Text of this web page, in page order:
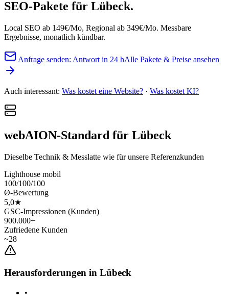
SEO-Pakete für Lübeck.
Local SEO ab 149€/Mo, Regional ab 349€/Mo. Messbare
Ergebnisse, monatlich kündbar.
Anfrage senden: Antwort in 24 hAlle Pakete & Preise ansehen
Auch interessant: Was kostet eine Website? · Was kostet KI?
webAION-Standard für Lübeck
Dieselbe Technik & Messlatte wie für unsere Referenzkunden
Lighthouse mobil
100/100/100
Ø-Bewertung
5,0★
GSC-Impressionen (Kunden)
900.000+
Zufriedene Kunden
~28
Herausforderungen in Lübeck
•